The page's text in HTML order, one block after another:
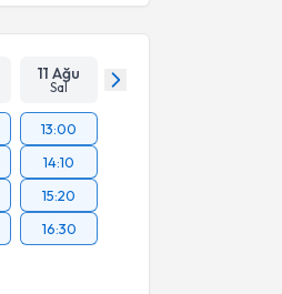
11 Ağu
Sal
13:00
14:10
15:20
16:30